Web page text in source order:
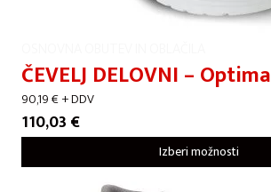
ČEVELJ DELOVNI – Optima
90,19€+ DDV
110,03 €
Izberi možnosti